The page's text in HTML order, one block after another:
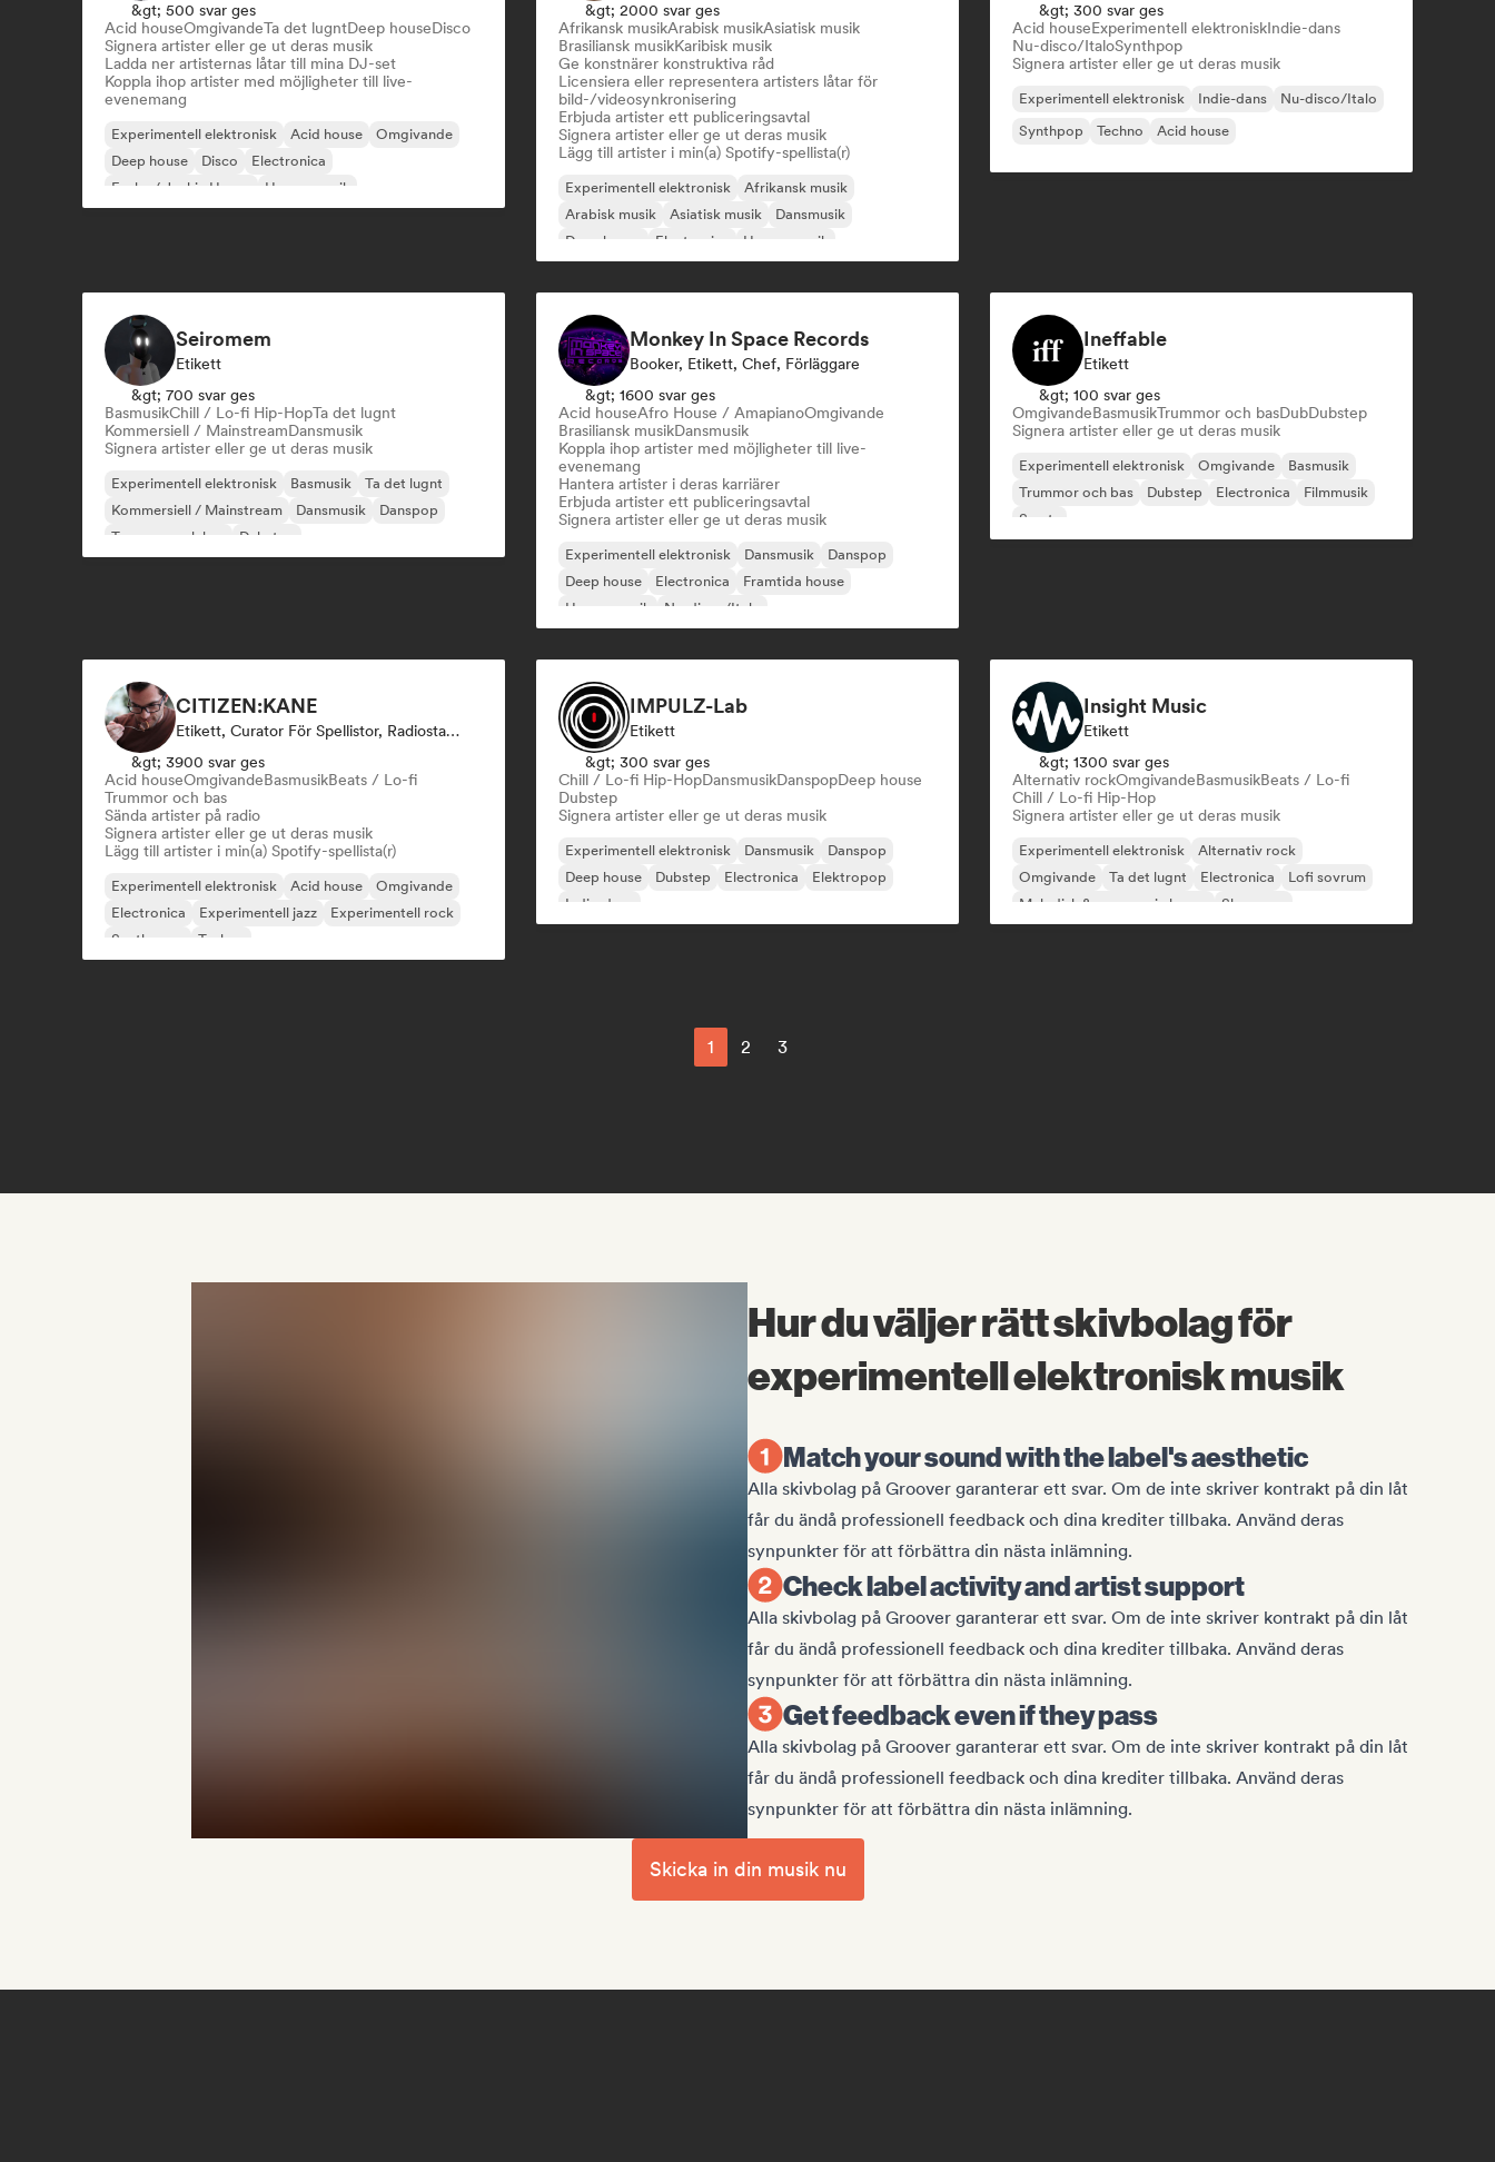
&gt; 500 svar ges
Acid houseOmgivandeTa det lugntDeep houseDisco
Signera artister eller ge ut deras musik
Ladda ner artisternas låtar till mina DJ-set
Koppla ihop artister med möjligheter till live-
evenemang
Experimentell elektronisk Acid house
Omgivande
Deep house
Disco
Electronica
Funky / Jackin House
House-musik
&gt; 2000 svar ges
Afrikansk musikArabisk musikAsiatisk musik
Brasiliansk musikKaribisk musik
Ge konstnärer konstruktiva råd
Licensiera eller representera artisters låtar för
bild-/videosynkronisering
Erbjuda artister ett publiceringsavtal
Signera artister eller ge ut deras musik
Lägg till artister i min(a) Spotify-spellista(r)
Experimentell elektronisk
Afrikansk musik
Arabisk musik
Asiatisk musik
Dansmusik
Deep house
Electronica House-musik
&gt; 300 svar ges
Acid houseExperimentell elektroniskIndie-dans
Nu-disco/ItaloSynthpop
Signera artister eller ge ut deras musik
Experimentell elektronisk Indie-dans
Nu-disco/Italo
Synthpop
Techno Acid house
Seiromem
Etikett
&gt; 700 svar ges
BasmusikChill / Lo-fi Hip-HopTa det lugnt
Kommersiell / MainstreamDansmusik
Signera artister eller ge ut deras musik
Experimentell elektronisk Basmusik
Ta det lugnt
Kommersiell / Mainstream
Dansmusik
Danspop
Trummor och bas
Dubstep
Monkey In Space Records
Booker, Etikett, Chef, Förläggare
&gt; 1600 svar ges
Acid houseAfro House / AmapianoOmgivande
Brasiliansk musikDansmusik
Koppla ihop artister med möjligheter till live-
evenemang
Hantera artister i deras karriärer
Erbjuda artister ett publiceringsavtal
Signera artister eller ge ut deras musik
Experimentell elektronisk Dansmusik
Danspop
Deep house
Electronica
Framtida house
House-musik
Nu-disco/Italo
Ineffable
Etikett
&gt; 100 svar ges
OmgivandeBasmusikTrummor och basDubDubstep
Signera artister eller ge ut deras musik
Experimentell elektronisk Omgivande
Basmusik
Trummor och bas
Dubstep Electronica
Filmmusik
Smuts
CITIZEN:KANE
Etikett, Curator För Spellistor, Radiostation
&gt; 3900 svar ges
Acid houseOmgivandeBasmusikBeats / Lo-fi
Trummor och bas
Sända artister på radio
Signera artister eller ge ut deras musik
Lägg till artister i min(a) Spotify-spellista(r)
Experimentell elektronisk Acid house
Omgivande
Electronica
Experimentell jazz
Experimentell rock
Synthwave
Techno
IMPULZ-Lab
Etikett
&gt; 300 svar ges
Chill / Lo-fi Hip-HopDansmusikDanspopDeep house
Dubstep
Signera artister eller ge ut deras musik
Experimentell elektronisk Dansmusik
Danspop
Deep house
Dubstep Electronica
Elektropop
Indie-dans
Insight Music
Etikett
&gt; 1300 svar ges
Alternativ rockOmgivandeBasmusikBeats / Lo-fi
Chill / Lo-fi Hip-Hop
Signera artister eller ge ut deras musik
Experimentell elektronisk
Alternativ rock
Omgivande
Ta det lugnt Electronica
Lofi sovrum
Melodisk & progressiv house
Shoegaze
1 2 3
Hur du väljer rätt skivbolag för
experimentell elektronisk musik
Match your sound with the label's aesthetic
Alla skivbolag på Groover garanterar ett svar. Om de inte skriver kontrakt på din låt
får du ändå professionell feedback och dina krediter tillbaka. Använd deras
synpunkter för att förbättra din nästa inlämning.
Check label activity and artist support
Alla skivbolag på Groover garanterar ett svar. Om de inte skriver kontrakt på din låt
får du ändå professionell feedback och dina krediter tillbaka. Använd deras
synpunkter för att förbättra din nästa inlämning.
Get feedback even if they pass
Alla skivbolag på Groover garanterar ett svar. Om de inte skriver kontrakt på din låt
får du ändå professionell feedback och dina krediter tillbaka. Använd deras
synpunkter för att förbättra din nästa inlämning.
Skicka in din musik nu